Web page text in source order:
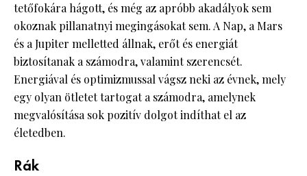
tetőfokára hágott, és még az apróbb akadályok sem
okoznak pillanatnyi megingásokat sem. A Nap, a Mars
és a Jupiter melletted állnak, erőt és energiát
biztosítanak a számodra, valamint szerencsét.
Energiával és optimizmussal vágsz neki az évnek, mely
egy olyan ötletet tartogat a számodra, amelynek
megvalósítása sok pozitív dolgot indíthat el az
életedben.
Rák